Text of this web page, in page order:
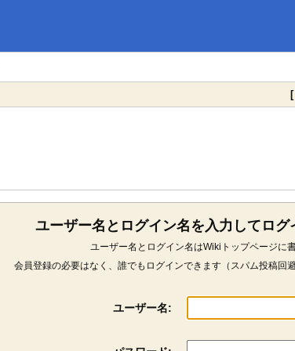
[
ユーザー名とログイン名を入力してログ
ユーザー名とログイン名はWikiトップページに
会員登録の必要はなく、誰でもログインできます（スパム投稿回
ユーザー名: